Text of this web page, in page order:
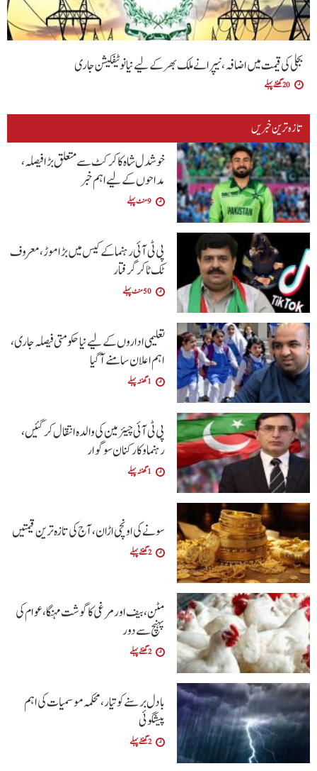
بجلی کی قیمت میں اضافہ، نیپرا نے ملک بھر کے لیے نیا نوٹیفکیشن جاری
20 گھنٹے پہلے
تازہ ترین خبریں
خوشدل شاہ کا کرکٹ سے متعلق بڑا فیصلہ،
مداحوں کے لیے اہم خبر
9 منٹ پہلے
پی ٹی آئی رہنما کے کیس میں بڑا موڑ، معروف
ٹک ٹاکر گرفتار
50 منٹ پہلے
تعلیمی اداروں کے لیے نیا حکومتی فیصلہ جاری،
اہم اعلان سامنے آگیا
1 گھنٹہ پہلے
پی ٹی آئی چیئرمین کی والدہ انتقال کرگئیں،
رہنما و کارکنان سوگوار
1 گھنٹہ پہلے
سونے کی اونچی اڑان، آج کی تازہ ترین قیمتیں
2 گھنٹے پہلے
مٹن، بیف اور مرغی کا گوشت مہنگا، عوام کی
پہنچ سے دور
2 گھنٹے پہلے
بادل برسنے کو تیار، محکمہ موسمیات کی اہم
پیشگوئی
2 گھنٹے پہلے